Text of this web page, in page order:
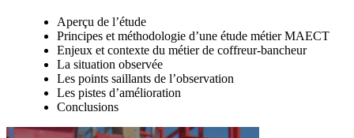
Aperçu de l’étude
Principes et méthodologie d’une étude métier MAECT
Enjeux et contexte du métier de coffreur-bancheur
La situation observée
Les points saillants de l’observation
Les pistes d’amélioration
Conclusions